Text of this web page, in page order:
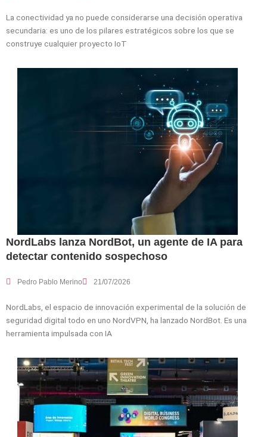
La conectividad ya no puede considerarse una decisión operativa
secundaria: es uno de los pilares estratégicos sobre los que se
construye cualquier proyecto IoT
NordLabs lanza NordBot, un agente de IA para
detectar contenido sospechoso
Pedro Pablo Merino 21/07/2026
NordLabs, el espacio de innovación experimental de la solución de
seguridad digital todo en uno NordVPN, ha lanzado NordBot. Es una
herramienta impulsada con IA